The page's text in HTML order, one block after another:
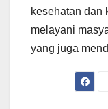
kesehatan dan
melayani
yang juga